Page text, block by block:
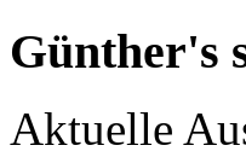
Günther's
Aktuelle